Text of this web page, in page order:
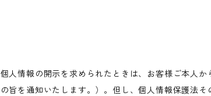
人情報の開示を求められたときは、お客様ご本人
旨を通知いたします。）。但し、個人情報保護法